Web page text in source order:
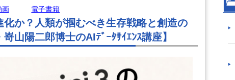
画 電子書籍
か？人類が掴むべき生存戦略と創造の
山陽二郎博士のAIﾃﾞｰﾀｻｲｴﾝｽ講座】